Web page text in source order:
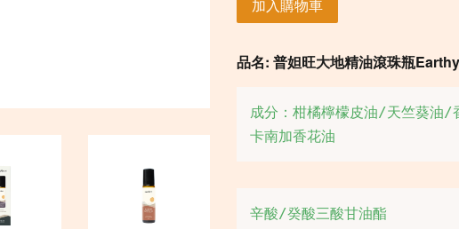
加入購物車
品名: 普妲旺大地精油滾珠瓶
成分：柑橘檸檬皮油/天竺葵油
卡南加香花油
辛酸/癸酸三酸甘油酯